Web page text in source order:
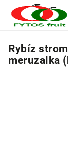
Rybíz
meruzalka